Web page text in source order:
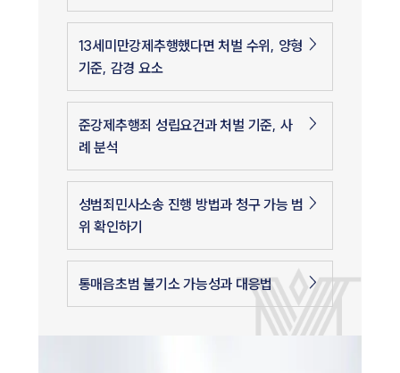
13세미만강제추행했다면 처벌 수위, 양형
기준, 감경 요소
준강제추행죄 성립요건과 처벌 기준, 사
례 분석
성범죄민사소송 진행 방법과 청구 가능 범
위 확인하기
통매음초범 불기소 가능성과 대응법